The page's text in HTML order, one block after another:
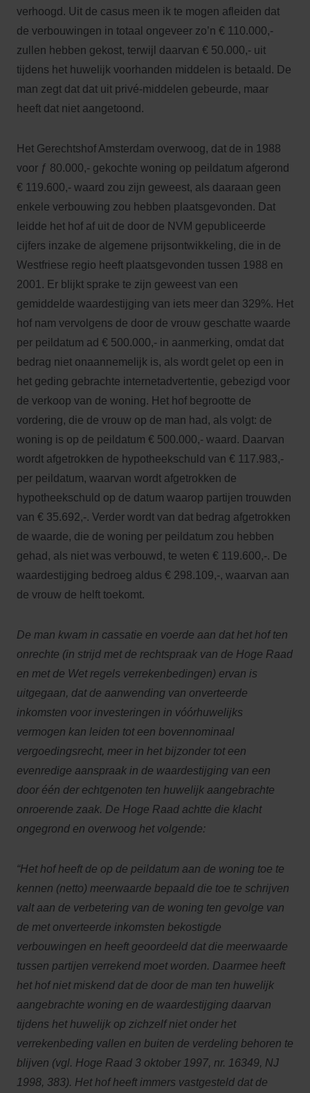
verhoogd. Uit de casus meen ik te mogen afleiden dat
de verbouwingen in totaal ongeveer zo’n € 110.000,-
zullen hebben gekost, terwijl daarvan € 50.000,- uit
tijdens het huwelijk voorhanden middelen is betaald. De
man zegt dat dat uit privé-middelen gebeurde, maar
heeft dat niet aangetoond.
Het Gerechtshof Amsterdam overwoog, dat de in 1988
voor ƒ 80.000,- gekochte woning op peildatum afgerond
€ 119.600,- waard zou zijn geweest, als daaraan geen
enkele verbouwing zou hebben plaatsgevonden. Dat
leidde het hof af uit de door de NVM gepubliceerde
cijfers inzake de algemene prijsontwikkeling, die in de
Westfriese regio heeft plaatsgevonden tussen 1988 en
2001. Er blijkt sprake te zijn geweest van een
gemiddelde waardestijging van iets meer dan 329%. Het
hof nam vervolgens de door de vrouw geschatte waarde
per peildatum ad € 500.000,- in aanmerking, omdat dat
bedrag niet onaannemelijk is, als wordt gelet op een in
het geding gebrachte internetadvertentie, gebezigd voor
de verkoop van de woning. Het hof begrootte de
vordering, die de vrouw op de man had, als volgt: de
woning is op de peildatum € 500.000,- waard. Daarvan
wordt afgetrokken de hypotheekschuld van € 117.983,-
per peildatum, waarvan wordt afgetrokken de
hypotheekschuld op de datum waarop partijen trouwden
van € 35.692,-. Verder wordt van dat bedrag afgetrokken
de waarde, die de woning per peildatum zou hebben
gehad, als niet was verbouwd, te weten € 119.600,-. De
waardestijging bedroeg aldus € 298.109,-, waarvan aan
de vrouw de helft toekomt.
De man kwam in cassatie en voerde aan dat het hof ten
onrechte (in strijd met de rechtspraak van de Hoge Raad
en met de Wet regels verrekenbedingen) ervan is
uitgegaan, dat de aanwending van onverteerde
inkomsten voor investeringen in vóórhuwelijks
vermogen kan leiden tot een bovennominaal
vergoedingsrecht, meer in het bijzonder tot een
evenredige aanspraak in de waardestijging van een
door één der echtgenoten ten huwelijk aangebrachte
onroerende zaak. De Hoge Raad achtte die klacht
ongegrond en overwoog het volgende:
“Het hof heeft de op de peildatum aan de woning toe te
kennen (netto) meerwaarde bepaald die toe te schrijven
valt aan de verbetering van de woning ten gevolge van
de met onverteerde inkomsten bekostigde
verbouwingen en heeft geoordeeld dat die meerwaarde
tussen partijen verrekend moet worden. Daarmee heeft
het hof niet miskend dat de door de man ten huwelijk
aangebrachte woning en de waardestijging daarvan
tijdens het huwelijk op zichzelf niet onder het
verrekenbeding vallen en buiten de verdeling behoren te
blijven (vgl. Hoge Raad 3 oktober 1997, nr. 16349, NJ
1998, 383). Het hof heeft immers vastgesteld dat de